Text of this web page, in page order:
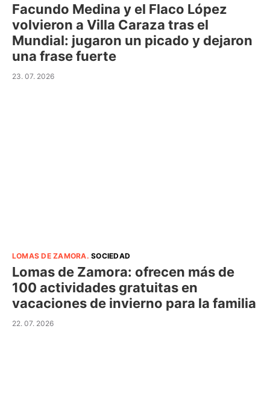
Facundo Medina y el Flaco López
volvieron a Villa Caraza tras el
Mundial: jugaron un picado y dejaron
una frase fuerte
23. 07. 2026
LOMAS DE ZAMORA.SOCIEDAD
Lomas de Zamora: ofrecen más de
100 actividades gratuitas en
vacaciones de invierno para la familia
22. 07. 2026